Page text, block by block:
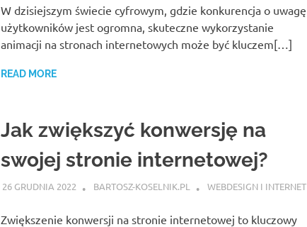
W dzisiejszym świecie cyfrowym, gdzie konkurencja o uwagę
użytkowników jest ogromna, skuteczne wykorzystanie
animacji na stronach internetowych może być kluczem[…]
READ MORE
Jak zwiększyć konwersję na
swojej stronie internetowej?
26 GRUDNIA 2022 BARTOSZ-KOSELNIK.PL WEBDESIGN I INTERNET
Zwiększenie konwersji na stronie internetowej to kluczowy